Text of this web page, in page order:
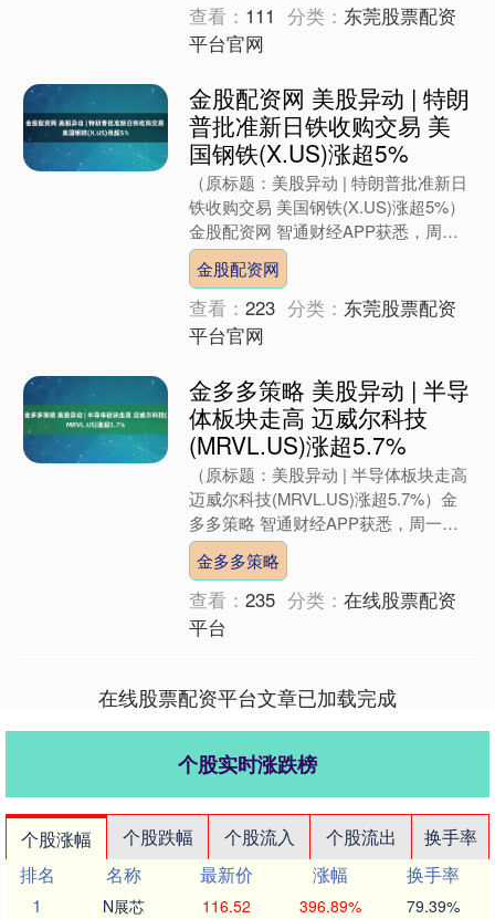
查看： 111 分类： 东莞股票配资
平台官网
金股配资网 美股异动 | 特朗
普批准新日铁收购交易 美
国钢铁(X.US)涨超5%
（原标题：美股异动 | 特朗普批准新日
铁收购交易 美国钢铁(X.US)涨超5%）
金股配资网 智通财经APP获悉，周
一，美国钢铁(X.US)股价走高，截至发
稿，该....
金股配资网
查看：223 分类： 东莞股票配资
平台官网
金多多策略 美股异动 | 半导
体板块走高 迈威尔科技
(MRVL.US)涨超5.7%
（原标题：美股异动 | 半导体板块走高
迈威尔科技(MRVL.US)涨超5.7%）金
多多策略 智通财经APP获悉，周一，
半导体板块走高，截至发稿，迈威尔科
技(M....
金多多策略
查看：235 分类：在线股票配资
平台
在线股票配资平台文章已加载完成
个股实时涨跌榜
个股涨幅 个股跌幅 个股流入 个股流出
换手率
排名
名称 最新价 涨幅
换手率
1
N展芯 116.52 396.89% 79.39%